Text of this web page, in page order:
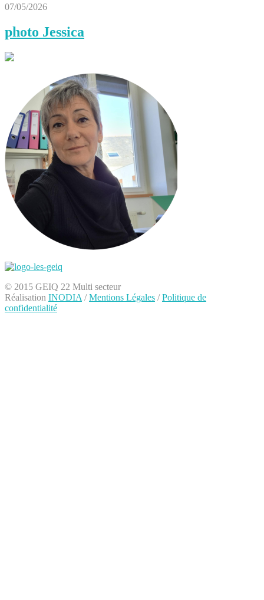
07/05/2026
photo Jessica
© 2015 GEIQ 22 Multi secteur
Réalisation INODIA /Mentions Légales /Politique de
confidentialité